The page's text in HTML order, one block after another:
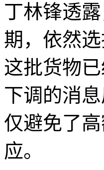
丁林锋透
期，依然
这批货物
下调的消
仅避免了
应。